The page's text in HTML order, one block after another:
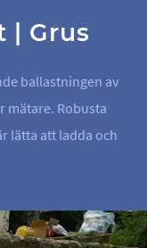
| Grus
ballastningen av
mätare. Robusta
lätta att ladda och